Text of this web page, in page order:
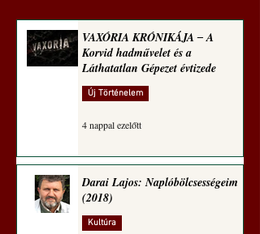
VAXÓRIA KRÓNIKÁJA ‒ A
Korvid hadművelet és a
Láthatatlan Gépezet évtizede
Új Történelem
4 nappal ezelőtt
Darai Lajos: Naplóbölcsességeim
(2018)
Kultúra